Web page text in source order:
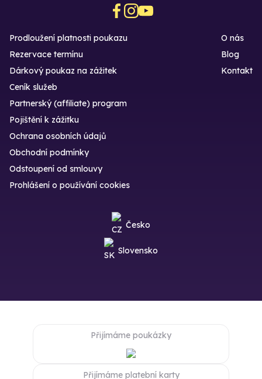
Prodloužení platnosti poukazu
Rezervace termínu
Dárkový poukaz na zážitek
O nás
Blog
Kontakt
Ceník služeb
Partnerský (affiliate) program
Pojištění k zážitku
Ochrana osobních údajů
Obchodní podmínky
Odstoupení od smlouvy
Prohlášení o používání cookies
Česko
Slovensko
Přijímáme poukázky
Přijímáme platební karty